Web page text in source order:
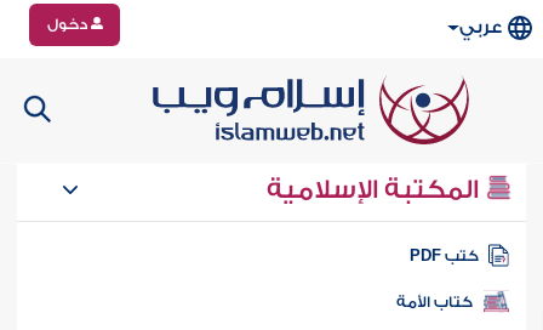
عربي دخول
المكتبة الإسلامية
كتب PDF